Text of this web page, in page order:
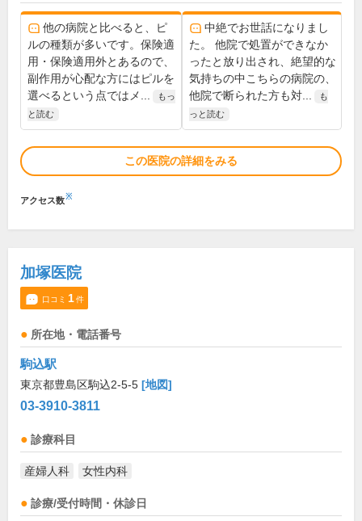
他の病院と比べると、ピ
ルの種類が多いです。保険適
用・保険適用外とあるので、
副作用が心配な方にはピルを
選べるという点ではメ...
もっ
と読む
中絶でお世話になりまし
た。 他院で処置ができなか
ったと放り出され、絶望的な
気持ちの中こちらの病院の、
他院で断られた方も対...
も
っと読む
この医院の詳細をみる
アクセス数※
加塚医院
口コミ 1件
所在地・電話番号
駒込駅
東京都豊島区駒込2-5-5 [地図]
03-3910-3811
診療科目
産婦人科 女性内科
診療/受付時間・休診日